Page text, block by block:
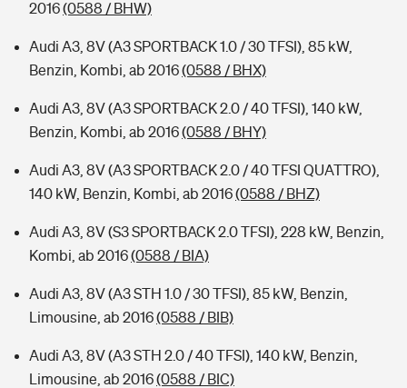
2016(0588 / BHW)
Audi A3, 8V (A3 SPORTBACK 1.0 / 30 TFSI), 85 kW,
Benzin, Kombi, ab 2016(0588 / BHX)
Audi A3, 8V (A3 SPORTBACK 2.0 / 40 TFSI), 140 kW,
Benzin, Kombi, ab 2016(0588 / BHY)
Audi A3, 8V (A3 SPORTBACK 2.0 / 40 TFSI QUATTRO),
140 kW, Benzin, Kombi, ab 2016(0588 / BHZ)
Audi A3, 8V (S3 SPORTBACK 2.0 TFSI), 228 kW, Benzin,
Kombi, ab 2016(0588 / BIA)
Audi A3, 8V (A3 STH 1.0 / 30 TFSI), 85 kW, Benzin,
Limousine, ab 2016(0588 / BIB)
Audi A3, 8V (A3 STH 2.0 / 40 TFSI), 140 kW, Benzin,
Limousine, ab 2016(0588 / BIC)